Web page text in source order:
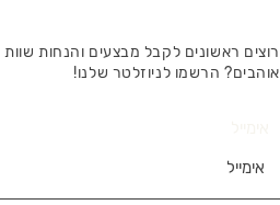
רוצים ראשונים לקבל מבצעים והנחות
אוהבים? הרשמו לניוזלטר שלנו!